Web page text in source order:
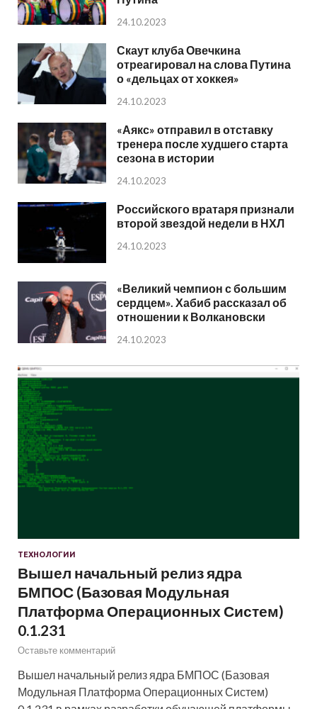
24.10.2023
Скаут клуба Овечкина
отреагировал на слова Путина
о «дельцах от хоккея»
24.10.2023
«Аякс» отправил в отставку
тренера после худшего старта
сезона в истории
24.10.2023
Российского вратаря признали
второй звездой недели в НХЛ
24.10.2023
«Великий чемпион с большим
сердцем». Хабиб рассказал об
отношении к Волкановски
24.10.2023
ТЕХНОЛОГИИ
Вышел начальный релиз ядра
БМПОС (Базовая Модульная
Платформа Операционных Систем)
0.1.231
Оставьте комментарий
Вышел начальный релиз ядра БМПОС (Базовая
Модульная Платформа Операционных Систем)